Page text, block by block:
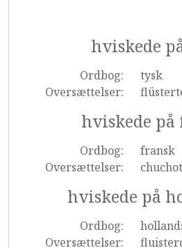
hviskede
Ordbog:
tysk
Oversættelser:
hviskede på
Ordbog:
fransk
Oversættelser:
hviskede på
Ordbog:
Oversættelser: